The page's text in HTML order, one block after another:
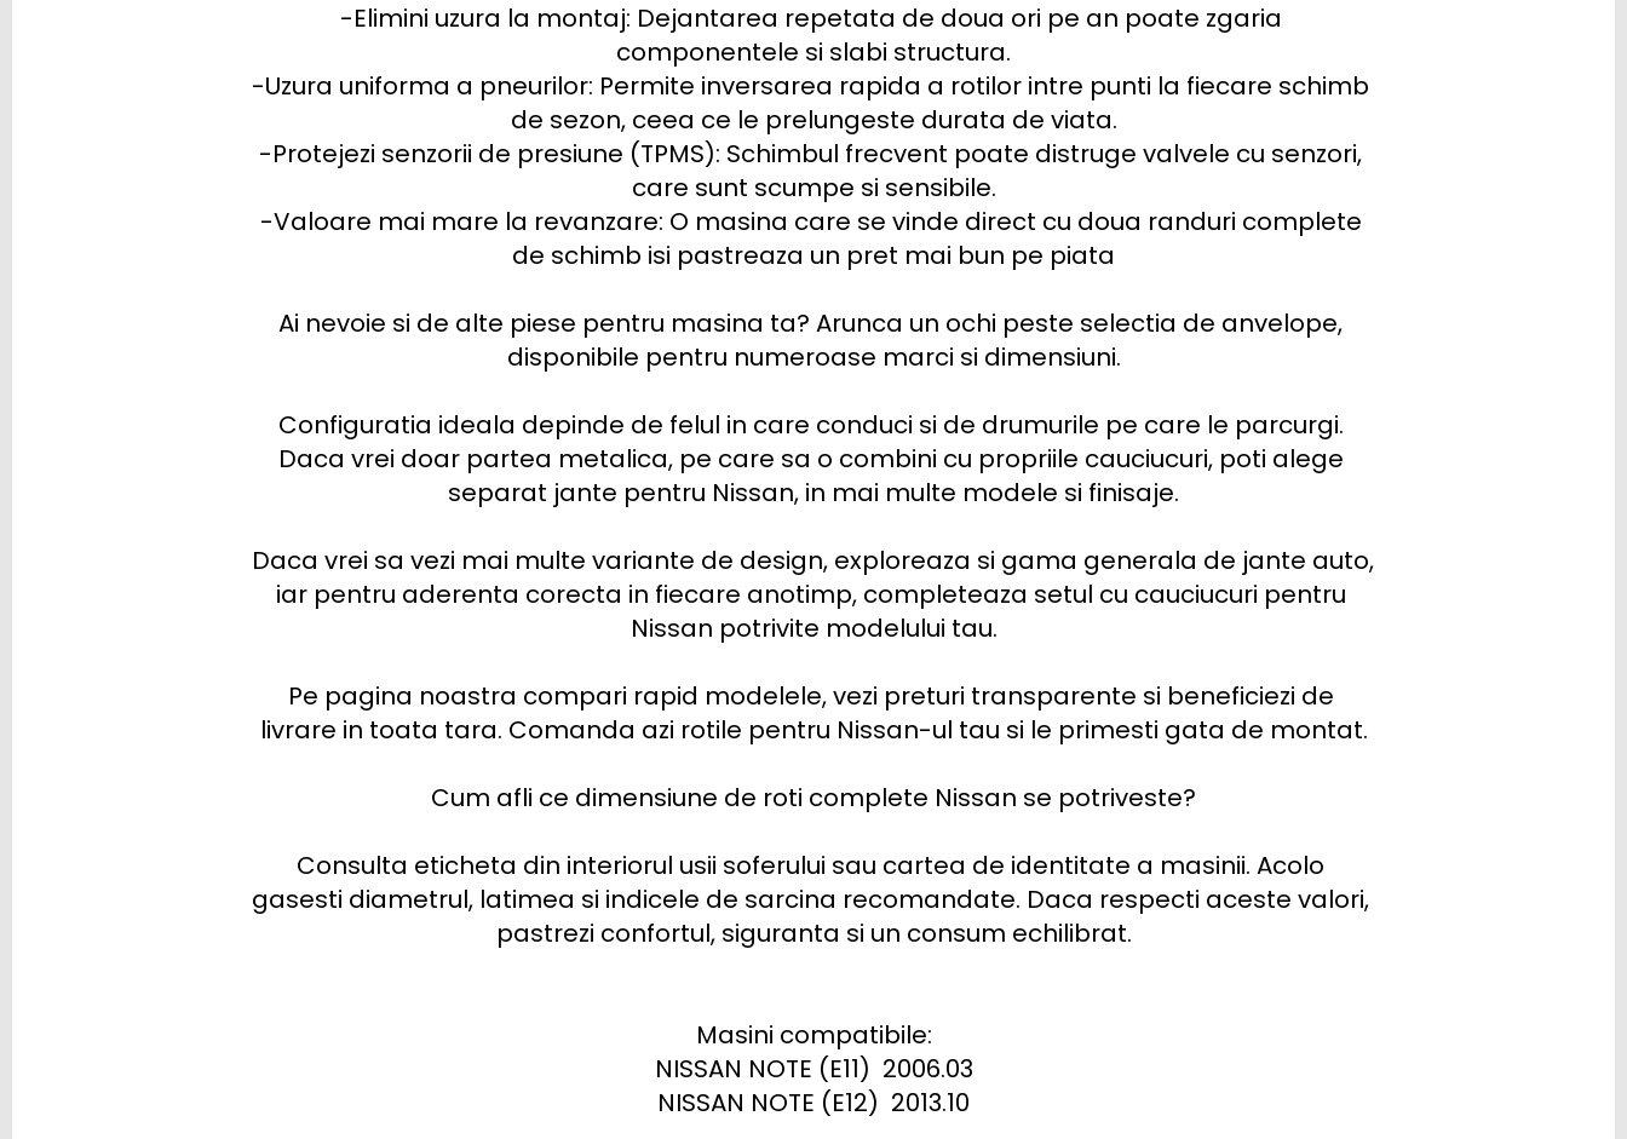
-Elimini uzura la montaj: Dejantarea repetata de doua ori pe an poate zgaria
componentele si slabi structura.
-Uzura uniforma a pneurilor: Permite inversarea rapida a rotilor intre punti la fiecare schimb
de sezon, ceea ce le prelungeste durata de viata.
-Protejezi senzorii de presiune (TPMS): Schimbul frecvent poate distruge valvele cu senzori,
care sunt scumpe si sensibile.
-Valoare mai mare la revanzare: O masina care se vinde direct cu doua randuri complete
de schimb isi pastreaza un pret mai bun pe piata
Ai nevoie si de alte piese pentru masina ta? Arunca un ochi peste selectia de anvelope,
disponibile pentru numeroase marci si dimensiuni.
Configuratia ideala depinde de felul in care conduci si de drumurile pe care le parcurgi.
Daca vrei doar partea metalica, pe care sa o combini cu propriile cauciucuri, poti alege
separat jante pentru Nissan, in mai multe modele si finisaje.
Daca vrei sa vezi mai multe variante de design, exploreaza si gama generala de jante auto,
iar pentru aderenta corecta in fiecare anotimp, completeaza setul cu cauciucuri pentru
Nissan potrivite modelului tau.
Pe pagina noastra compari rapid modelele, vezi preturi transparente si beneficiezi de
livrare in toata tara. Comanda azi rotile pentru Nissan-ul tau si le primesti gata de montat.
Cum afli ce dimensiune de roti complete Nissan se potriveste?
Consulta eticheta din interiorul usii soferului sau cartea de identitate a masinii. Acolo
gasesti diametrul, latimea si indicele de sarcina recomandate. Daca respecti aceste valori,
pastrezi confortul, siguranta si un consum echilibrat.
Masini compatibile:
NISSAN NOTE (E11)  2006.03
NISSAN NOTE (E12)  2013.10